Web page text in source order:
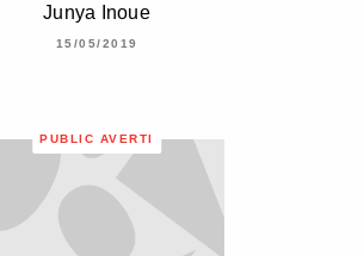
Junya Inoue
15/05/2019
PUBLIC AVERTI